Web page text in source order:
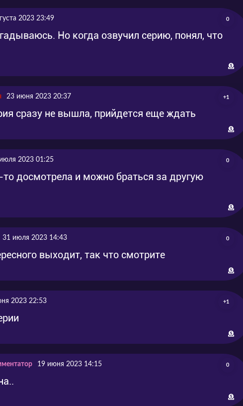
2017-09-04
2017-09-05 2017-09-05
2023 23:49 0
Но когда озвучил серию, понял, что
23 июня 2023 20:37 +1
сразу не вышла, прийдется еще ждать
2023 01:25 0
досмотрела и можно браться за другую
31 июля 2023 14:43 0
выходит, так что смотрите
2023 22:53 +1
19 июня 2023 14:15 0